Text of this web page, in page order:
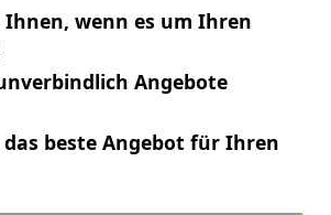
wenn es um Ihren
Angebote
das beste Angebot für Ihren